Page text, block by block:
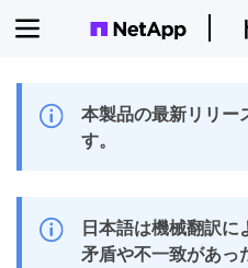
本製品の最新リリー
す。
日本語は機械翻訳に
矛盾や不一致があっ